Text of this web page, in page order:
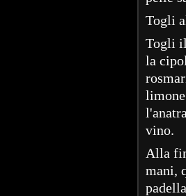
Togli
Togli
la
vino.
Alla
mani,